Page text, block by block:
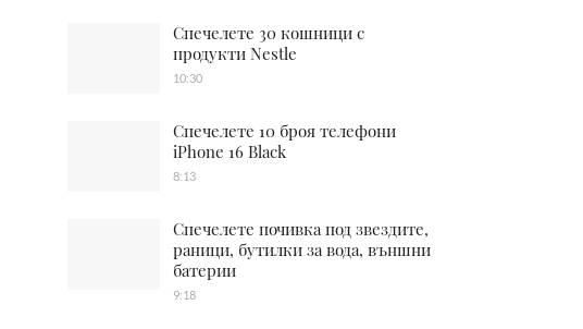
Спечелете 30 кошници с
продукти Nestle
10:30
Спечелете 10 броя телефони
iPhone 16 Black
8:13
Спечелете почивка под звездите,
раници, бутилки за вода, външни
батерии
9:18